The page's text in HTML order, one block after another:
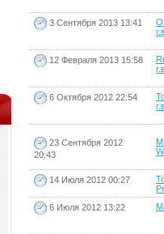
3 Сентября 2013 13:41
12 Февраля 2013 15:58
6 Октября 2012 22:54
23 Сентября 2012
20:43
14 Июля 2012 00:27
6 Июля 2012 13:22